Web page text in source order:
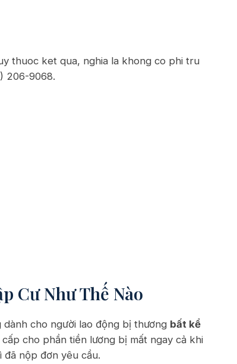
thuoc ket qua, nghia la khong co phi tru
206-9068.
Cư Như Thế Nào
cho người lao động bị thương bất kể
cho phần tiền lương bị mất ngay cả khi
nộp đơn yêu cầu.